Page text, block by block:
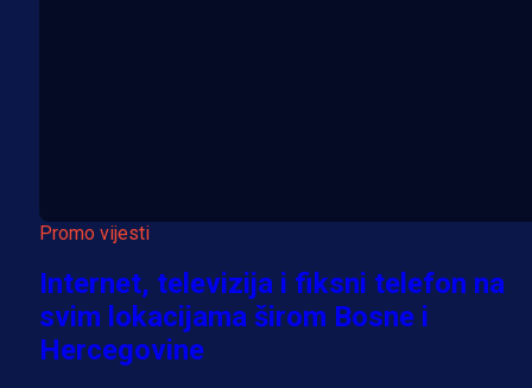
Promo vijesti
Internet, televizija i fiksni telefon na
svim lokacijama širom Bosne i
Hercegovine